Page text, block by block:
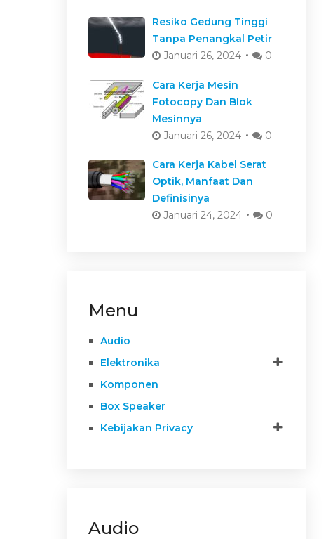
Resiko Gedung Tinggi
Tanpa Penangkal Petir
Januari 26, 2024
0
Cara Kerja Mesin
Fotocopy Dan Blok
Mesinnya
Januari 26, 2024
0
Cara Kerja Kabel Serat
Optik, Manfaat Dan
Definisinya
Januari 24, 2024
0
Menu
Audio
Elektronika
Komponen
Box Speaker
Kebijakan Privacy
Audio